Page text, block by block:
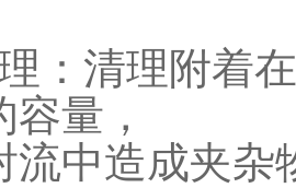
：清理附着
量，
流中造成夹杂